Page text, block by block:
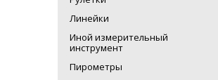
Линейки
Иной измерительный
инструмент
Пирометры